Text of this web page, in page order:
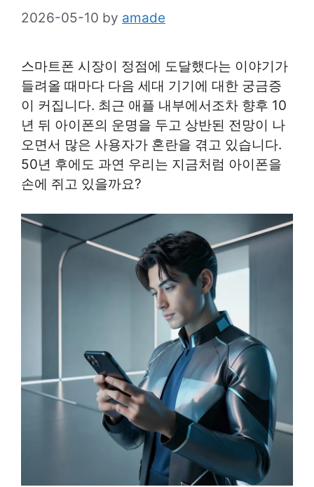
2026-05-10 by amade
스마트폰 시장이 정점에 도달했다는 이야기가
들려올 때마다 다음 세대 기기에 대한 궁금증
이 커집니다. 최근 애플 내부에서조차 향후 10
년 뒤 아이폰의 운명을 두고 상반된 전망이 나
오면서 많은 사용자가 혼란을 겪고 있습니다.
50년 후에도 과연 우리는 지금처럼 아이폰을
손에 쥐고 있을까요?